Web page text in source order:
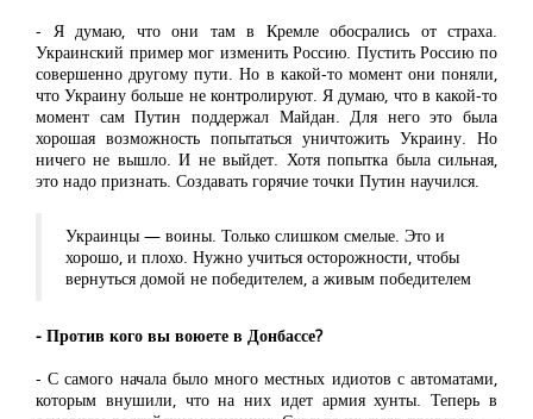
- Я думаю, что они там в Кремле обосрались от страха.
Украинский пример мог изменить Россию. Пустить Россию по
совершенно другому пути. Но в какой-то момент они поняли,
что Украину больше не контролируют. Я думаю, что в какой-то
момент сам Путин поддержал Майдан. Для него это была
хорошая возможность попытаться уничтожить Украину. Но
ничего не вышло. И не выйдет. Хотя попытка была сильная,
это надо признать. Создавать горячие точки Путин научился.
Украинцы — воины. Только слишком смелые. Это и
хорошо, и плохо. Нужно учиться осторожности, чтобы
вернуться домой не победителем, а живым победителем
- Против кого вы воюете в Донбассе?
- С самого начала было много местных идиотов с автоматами,
которым внушили, что на них идет армия хунты. Теперь в